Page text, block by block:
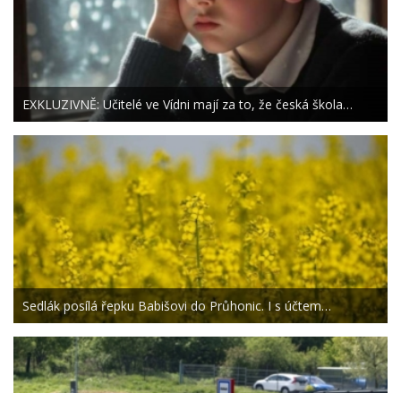
EXKLUZIVNĚ: Učitelé ve Vídni mají za to, že česká škola…
Sedlák posílá řepku Babišovi do Průhonic. I s účtem…